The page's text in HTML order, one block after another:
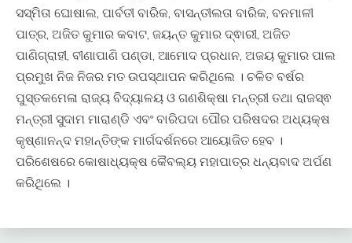
ସସ୍ମିତା ଘୋଷାଲ, ପାର୍ବତୀ ବାରିକ, ବାସନ୍ତୀଲତା ବାରିକ, ବନମାଳୀ
ପାତ୍ର, ଅଜିତ କୁମାର କବାଟ, ଜୟନ୍ତ କୁମାର ଦ୍ଵାରୀ, ଅଜିତ
ପାଣିଗ୍ରାହୀ, ବୀଣାପାଣି ପଣ୍ଡା, ଆମୋଦ ପ୍ରଧାନ, ଅଜୟ କୁମାର ପାଲ
ପ୍ରମୁଖ ନିଜ ନିଜର ମତ ଉପସ୍ଥାପନ କରିଥିଲେ । ଚଳିତ ବର୍ଷର
ପୁସ୍ତକମେଳା ରାଜ୍ୟ ବିଦ୍ୟାଳୟ ଓ ଗଣଶିକ୍ଷା ମନ୍ତ୍ରୀ ତଥା ରାଜସ୍ଵ
ମନ୍ତ୍ରୀ ସୁଦାମ ମାରାଣ୍ଡି ଏବଂ ବାରିପଦା ପୌର ପରିଷଦର ଅଧ୍ୟକ୍ଷ
କୃଷ୍ଣାନନ୍ଦ ମହାନ୍ତିଙ୍କ ମାର୍ଗଦର୍ଶନରେ ଆୟୋଜିତ ହେବ ।
ପରିଶେଷରେ କୋଷାଧ୍ୟକ୍ଷ କୈବଲ୍ୟ ମହାପାତ୍ର ଧନ୍ୟବାଦ ଅର୍ପଣ
କରିଥିଲେ ।